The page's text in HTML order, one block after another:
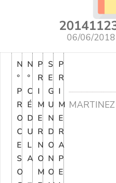
06/06/
N
°
P
R
O
C
E
S
O
N
°
C
É
D
U
L
A
P
R
I
M
E
R
N
O
M
S
E
G
U
N
D
O
N
O
P
R
I
M
E
R
A
P
E
MARTINEZ